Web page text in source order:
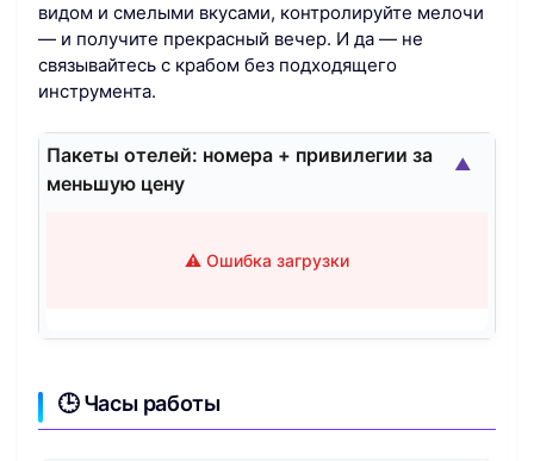
видом и смелыми вкусами, контролируйте мелочи
— и получите прекрасный вечер. И да — не
связывайтесь с крабом без подходящего
инструмента.
Пакеты отелей: номера + привилегии за
меньшую цену
⚠️ Ошибка загрузки
▲
🕒 Часы работы